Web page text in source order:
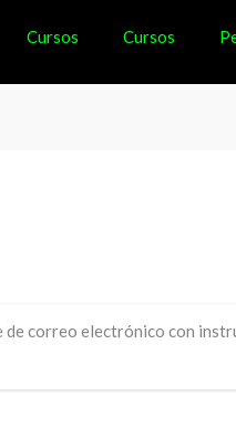
Cursos Cursos
correo electrónico con